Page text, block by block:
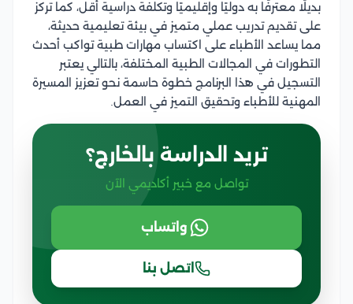
بديلًا معترفًا به دوليًا وإقليميًا وتكلفة دراسية أقل، كما تركز
على تقديم تدريب عملي متميز في بيئة تعليمية حديثة،
مما يساعد الأطباء على اكتساب مهارات طبية تواكب أحدث
التطورات في المجالات الطبية المختلفة، بالتالي يعتبر
التسجيل في هذا البرنامج خطوة حاسمة نحو تعزيز المسيرة
المهنية للأطباء وتحقيق التميز في العمل.
تريد الدراسة بالخارج؟
تواصل مع خبير أكاديمي الآن
واتساب
اتصل بنا